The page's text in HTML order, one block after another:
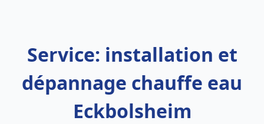
Service: installation et
dépannage chauffe eau
Eckbolsheim